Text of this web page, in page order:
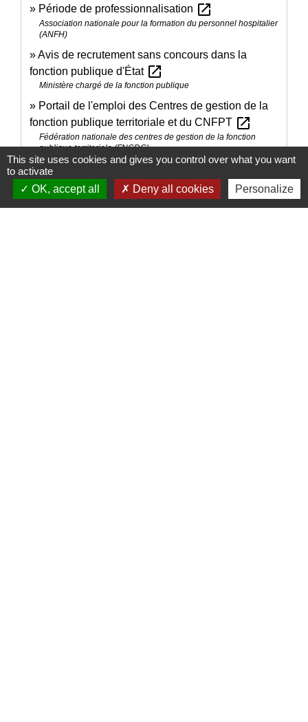
Période de professionnalisation open_in_new
Association nationale pour la formation du personnel hospitalier
(ANFH)
Avis de recrutement sans concours dans la
fonction publique d'État open_in_new
Ministère chargé de la fonction publique
Portail de l'emploi des Centres de gestion de la
fonction publique territoriale et du CNFPT open_in_new
Fédération nationale des centres de gestion de la fonction
publique territoriale (FNCDG)
Offres d'emploi dans la fonction publique
hospitalièreopen_in_new
Fédération hospitalière de France
This site uses cookies and gives you control over what you want
to activate
OK, accept all
Deny all cookies Personalize